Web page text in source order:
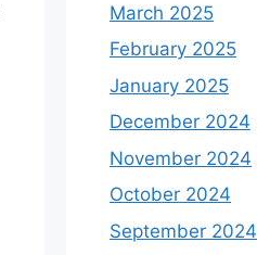
March 2025
February 2025
January 2025
December 2024
November 2024
October 2024
September 2024